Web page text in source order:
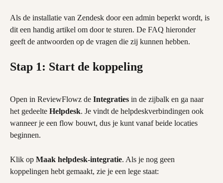
Als de installatie van Zendesk door een admin beperkt wordt, is
dit een handig artikel om door te sturen. De FAQ hieronder
geeft de antwoorden op de vragen die zij kunnen hebben.
Stap 1: Start de koppeling
Open in ReviewFlowz de Integraties in de zijbalk en ga naar
het gedeelte Helpdesk. Je vindt de helpdeskverbindingen ook
wanneer je een flow bouwt, dus je kunt vanaf beide locaties
beginnen.
Klik op Maak helpdesk-integratie. Als je nog geen
koppelingen hebt gemaakt, zie je een lege staat: